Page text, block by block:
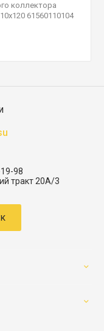
коллектора
61560110104
98
тракт 20А/3